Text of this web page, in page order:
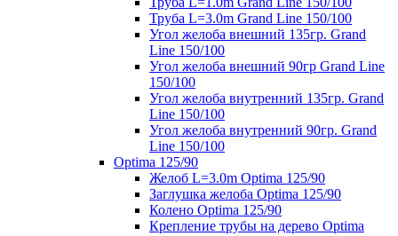
Труба L=3.0m Grand Line 150/100
Угол желоба внешний 135гр. Grand
Line 150/100
Угол желоба внешний 90гр Grand Line
150/100
Угол желоба внутренний 135гр. Grand
Line 150/100
Угол желоба внутренний 90гр. Grand
Line 150/100
Optima 125/90
Желоб L=3.0m Optima 125/90
Заглушка желоба Optima 125/90
Колено Optima 125/90
Крепление трубы на дерево Optima